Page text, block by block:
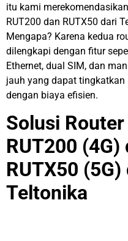
itu kami merekomendasikan
RUT200 dan RUTX50 dari
Mengapa? Karena kedua
dilengkapi dengan fitur
Ethernet, dual SIM, dan
jauh yang dapat tingkatkan
dengan biaya efisien.
Solusi Router
RUT200 (4G)
RUTX50 (5G)
Teltonika